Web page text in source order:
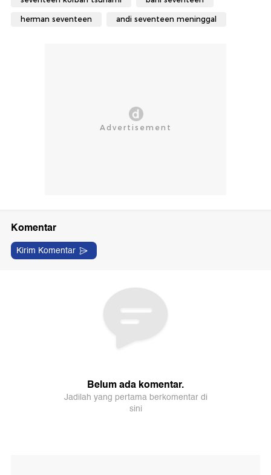
herman seventeen andi seventeen meninggal